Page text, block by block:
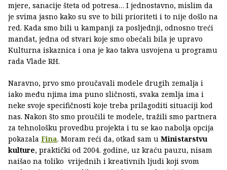
mjere, sanacije šteta od potresa… I jednostavno, mislim da
je svima jasno kako su sve to bili prioriteti i to nije došlo na
red. Kada smo bili u kampanji za posljednji, odnosno treći
mandat, jedna od stvari koje smo obećali bila je upravo
Kulturna iskaznica i ona je kao takva usvojena u programu
rada Vlade RH.
Naravno, prvo smo proučavali modele drugih zemalja i
iako među njima ima puno sličnosti, svaka zemlja ima i
neke svoje specifičnosti koje treba prilagoditi situaciji kod
nas. Nakon što smo proučili te modele, tražili smo partnera
za tehnološku provedbu projekta i tu se kao nabolja opcija
pokazala Fina. Moram reći da, otkad sam u Ministarstvu
kulture, praktički od 2004. godine, uz kraću pauzu, nisam
naišao na toliko vrijednih i kreativnih ljudi koji svom